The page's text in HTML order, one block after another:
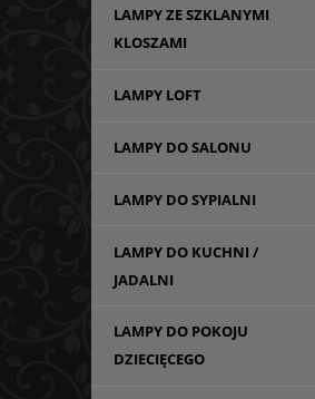
LAMPY ZE SZKLANYMI
KLOSZAMI
LAMPY LOFT
LAMPY DO SALONU
LAMPY DO SYPIALNI
LAMPY DO KUCHNI /
JADALNI
LAMPY DO POKOJU
DZIECIĘCEGO